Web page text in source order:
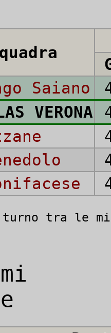
Saiano
VERONA
tra le